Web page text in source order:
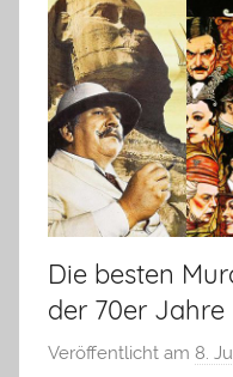
Die besten
der 70er Jahre
Veröffentlicht am 8.